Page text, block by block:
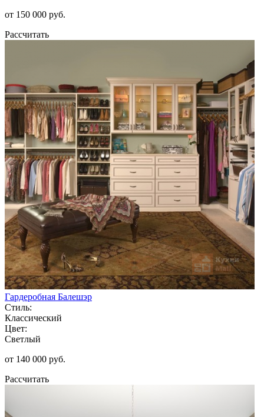
от 150 000 руб.
Рассчитать
Гардеробная Балешэр
Стиль:
Классический
Цвет:
Светлый
от 140 000 руб.
Рассчитать